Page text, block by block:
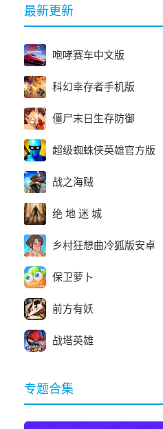
最新更新
咆哮赛车中文版
科幻幸存者手机版
僵尸末日生存防御
超级蜘蛛侠英雄官方版
战之海贼
绝 地 迷 城
乡村狂想曲冷狐版安卓
保卫萝卜
前方有妖
战塔英雄
专题合集